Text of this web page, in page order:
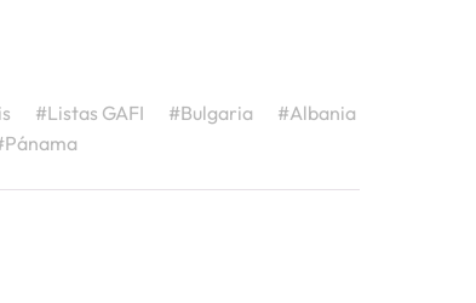
#Listas GAFI #Bulgaria
#Albania